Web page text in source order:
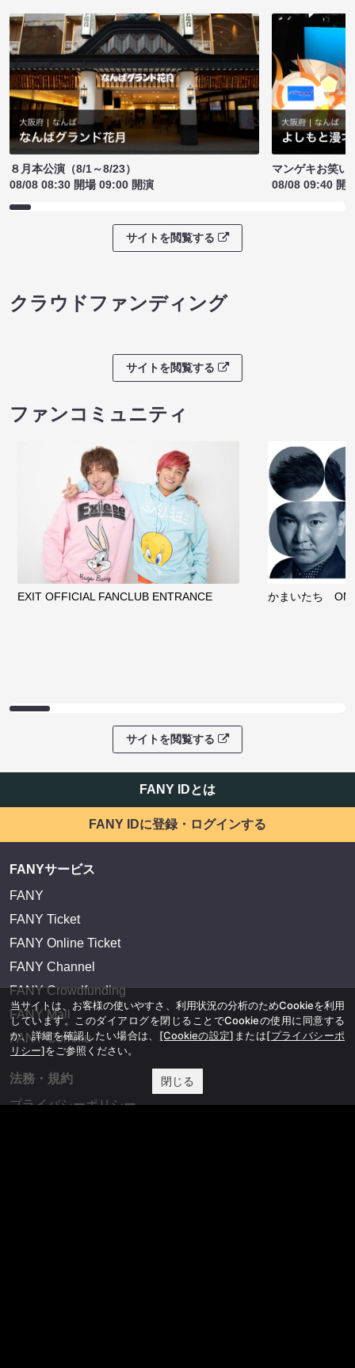
８月本公演（8/1～8/23）
08/08 08:30 開場 09:00 開演
マンゲキお笑い
08/08 09:40 開
サイトを閲覧する
クラウドファンディング
サイトを閲覧する
ファンコミュニティ
EXIT OFFICIAL FANCLUB ENTRANCE かまいたち
サイトを閲覧する
FANY IDとは
FANY IDに登録・ログインする
FANYサービス
FANY
FANY Ticket
FANY Online Ticket
FANY Channel
FANY Crowdfunding
FANY Mall
FANY Commu
法務・規約
プライバシーポリシー
当サイトは、お客様の使いやすさ、利用状況の分析のためCookieを利用
しています。このダイアログを閉じることでCookieの使用に同意する
か、詳細を確認したい場合は、 [Cookieの設定] または[プライバシーポ
リシー]をご参照ください。
閉じる